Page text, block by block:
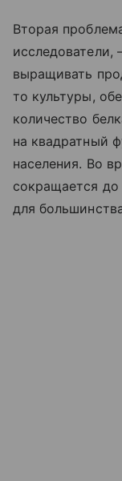
Вторая
выращивать
то культуры,
количество
на квадратный
населения. Во
сокращается
для